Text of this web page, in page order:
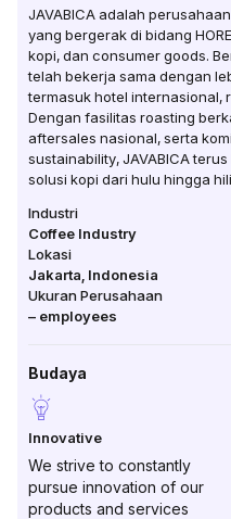
JAVABICA adalah
yang bergerak di bidang
kopi, dan consumer goods.
telah bekerja sama dengan
termasuk hotel internasional,
Dengan fasilitas roasting
aftersales nasional, serta
sustainability, JAVABICA
solusi kopi dari hulu hingga
Industri
Coffee Industry
Lokasi
Jakarta Indonesia
Ukuran Perusahaan
– employees
Budaya
Innovative
We strive to constantly
pursue innovation of our
products and services